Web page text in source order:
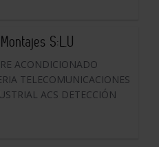
S:L.U
ACONDICIONADO
TELECOMUNICACIONES
ACS DETECCIÓN